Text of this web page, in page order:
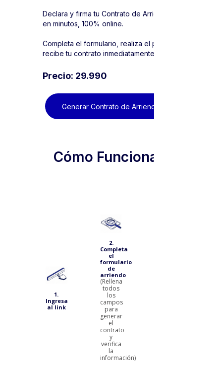
Declara y firma tu Contrato de Arriendo
en minutos, 100% online.
Completa el formulario, realiza el pago y
recibe tu contrato inmediatamente.
Precio: 29.990
Generar Contrato de Arriendo
Cómo Funciona
1.
Ingresa
al link
2.
Completa
el
formulario
de
arriendo
(Rellena
todos
los
campos
para
generar
el
contrato
y
verifica
la
información)